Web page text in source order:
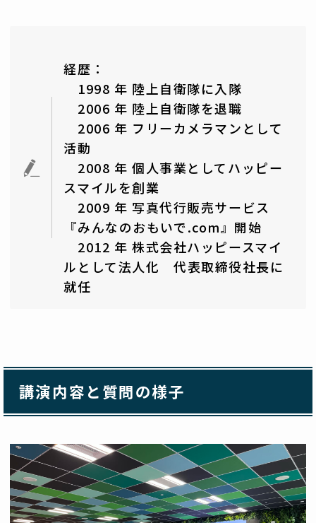
経歴：
1998 年 陸上自衛隊に入隊
2006 年 陸上自衛隊を退職
2006 年 フリーカメラマンとして
活動
2008 年 個人事業としてハッピー
スマイルを創業
2009 年 写真代行販売サービス
『みんなのおもいで.com』開始
2012 年 株式会社ハッピースマイ
ルとして法人化 代表取締役社長に
就任
講演内容と質問の様子